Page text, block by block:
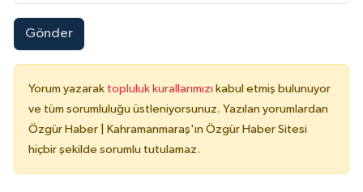
Gönder
Yorum yazarak topluluk kurallarımızı kabul etmiş bulunuyor
ve tüm sorumluluğu üstleniyorsunuz. Yazılan yorumlardan
Özgür Haber | Kahramanmaraş'ın Özgür Haber Sitesi
hiçbir şekilde sorumlu tutulamaz.